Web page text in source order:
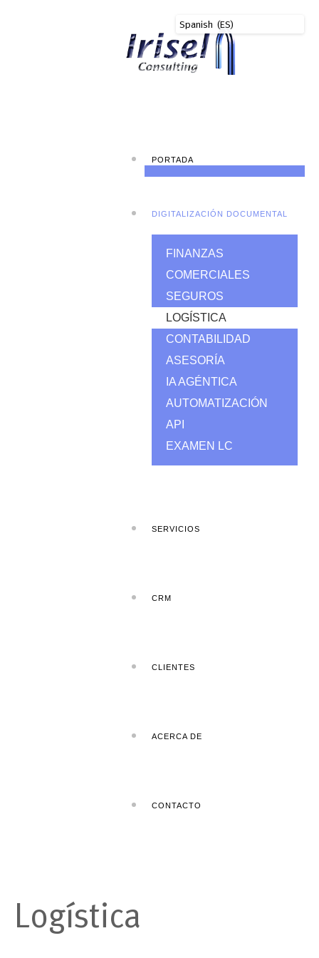
PORTADA
DIGITALIZACIÓN DOCUMENTAL
FINANZAS
COMERCIALES
SEGUROS
LOGÍSTICA
CONTABILIDAD
ASESORÍA
IA AGÉNTICA
AUTOMATIZACIÓN
API
EXAMEN LC
SERVICIOS
CRM
CLIENTES
ACERCA DE
CONTACTO
Logística